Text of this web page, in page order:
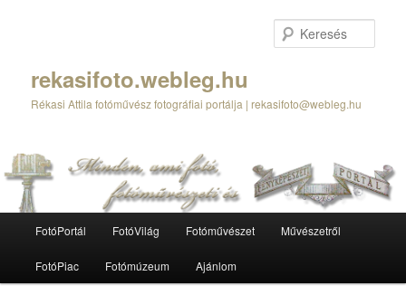
rekasifoto.webleg.hu
Rékasi Attila fotóművész fotográfiai portálja | rekasifoto@webleg.hu
FotóPortál FotóVilág Fotóművészet Művészetről
FotóPiac Fotómúzeum Ajánlom